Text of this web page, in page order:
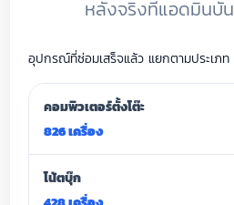
หลังจริงที่แอดมินบัน
อุปกรณ์ที่ซ่อมเสร็จแล้ว แยกตามประเภท
คอมพิวเตอร์ตั้งโต๊ะ
826 เครื่อง
โน้ตบุ๊ก